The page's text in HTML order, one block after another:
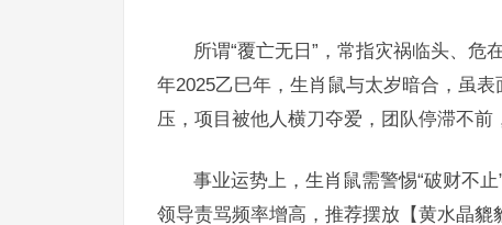
所谓“覆亡无日”，常指灾祸临头、危
年2025乙巳年，生肖鼠与太岁暗合，虽
压，项目被他人横刀夺爱，团队停滞不前
事业运势上，生肖鼠需警惕“破财不
领导责骂频率增高，推荐摆放【黄水晶